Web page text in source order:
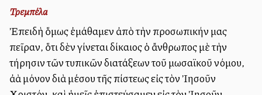
Τρεμπέλα
Ἐπειδὴ ὅμως ἐμάθαμεν ἀπὸ τὴν προσωπικήν μας
πεῖραν, ὅτι δὲν γίνεται δίκαιος ὁ ἄνθρωπος μὲ τὴν
τήρησιν τῶν τυπικῶν διατάξεων τοῦ μωσαϊκοῦ νόμου,
ἀλλὰ μόνον διὰ μέσου τῆς πίστεως εἰς τὸν Ἰησοῦν